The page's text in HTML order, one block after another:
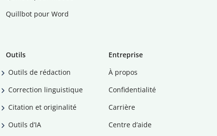
Quillbot pour Word
Outils
Outils de rédaction
Correction linguistique
Citation et originalité
Outils d’IA
Entreprise
À propos
Confidentialité
Carrière
Centre d’aide